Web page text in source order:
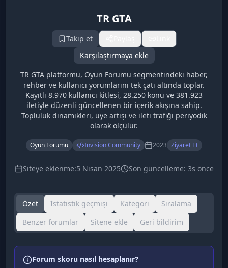
TR GTA
Takip et
Karşılaştırmaya ekle
TR GTA platformu, Oyun Forumu segmentindeki haber,
rehber ve kullanıcı yorumlarını tek çatı altında toplar.
Kayıtlı 8.970 kullanıcı kitlesi, 28.250 konu ve 381.923
iletiyle düzenli güncellenen bir içerik akışına sahip.
Topluluk dinamikleri, üye artışı ve ileti trafiği periyodik
olarak ölçülür.
Oyun Forumu Invision Community 2023 Ziyaret Et
Siteye eklenme:5 Nisan 2025 Son güncelleme: 3s önce
Özet İstatistik geçmişi Kategori
Sıralama
Benzer forumlar
Sitene ekle Geri bildirim
Forum skoru nasıl hesaplanır?